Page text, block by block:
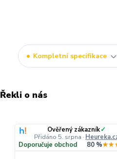
Kompletní specifikace
Řekli o nás
Ověřený zákazník✓
Přidáno 5. srpna ·
Doporučuje obchod 80 %